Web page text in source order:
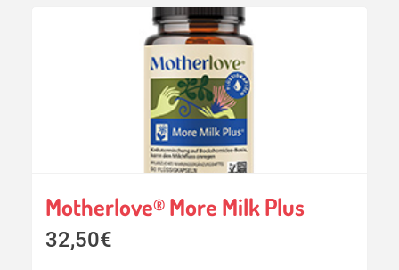
Motherlove®More Milk Plus
32,50€